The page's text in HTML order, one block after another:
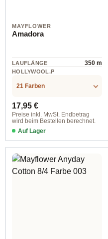
MAYFLOWER
Amadora
LAUFLÄNGE 350 m
HOLLYWOOL.P
.LABEL.MATERI
21 Farben
Regulärer Preis:
17,95 €
Preise inkl. MwSt. Endbetrag
wird beim Bestellen berechnet.
Auf Lager